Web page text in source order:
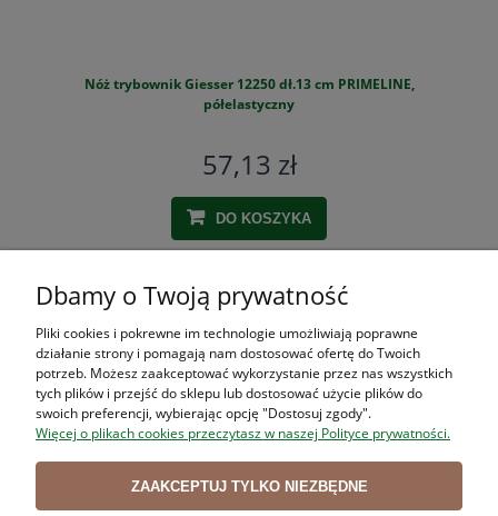
Nóż trybownik Giesser 12250 dł.13 cm PRIMELINE,
półelastyczny
57,13 zł
DO KOSZYKA
ZAKUPY
POMOC
MOJE KONTO
INFORMACJE
Dbamy o Twoją prywatność
Pliki cookies i pokrewne im technologie umożliwiają poprawne
działanie strony i pomagają nam dostosować ofertę do Twoich
potrzeb. Możesz zaakceptować wykorzystanie przez nas wszystkich
tych plików i przejść do sklepu lub dostosować użycie plików do
swoich preferencji, wybierając opcję "Dostosuj zgody".
Więcej o plikach cookies przeczytasz w naszej Polityce prywatności.
ZAAKCEPTUJ TYLKO NIEZBĘDNE